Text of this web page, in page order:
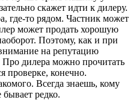
скажет идти к дилеру.
где-то рядом. Частник может
может продать хорошую
Поэтому, как и при
на репутацию
Про дилера можно прочитать
проверке, конечно.
Всегда знаешь, кому
редко.